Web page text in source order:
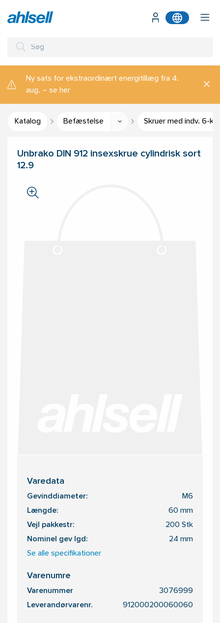
Ny sats for ekstraordinært energitillæg fra 4.
aug. – se her
Katalog Befæstelse Skruer med indv. 6-
Unbrako DIN 912 insexskrue cylindrisk sort
12.9
Varedata
Gevinddiameter: M6
Længde: 60 mm
Vejl pakkestr: 200 Stk
Nominel gev lgd: 24 mm
Se alle specifikationer
Varenumre
Varenummer 3076999
Leverandørvarenr. 912000200060060